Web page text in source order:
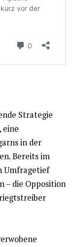
Strategie
eine
in der
Bereits im
Umfragetief
– die Opposition